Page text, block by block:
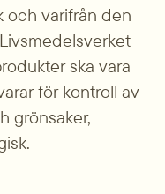
och varifrån den
ska vara
för kontroll av
grönsaker,